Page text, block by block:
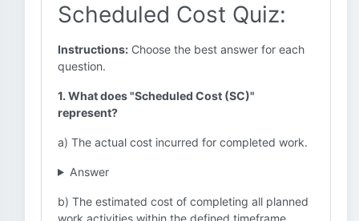
Scheduled Cost Quiz:
Instructions: Choose the best answer for each
question.
1. What does "Scheduled Cost (SC)"
represent?
a) The actual cost incurred for completed work.
Answer
b) The estimated cost of completing all planned
work activities within the defined timeframe.